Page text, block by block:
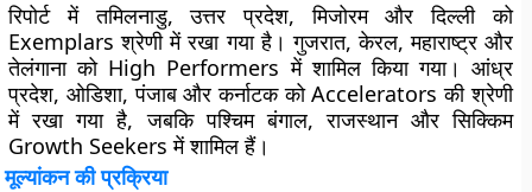
रिपोर्ट में तमिलनाडु, उत्तर प्रदेश, मिजोरम और दिल्ली को
Exemplars श्रेणी में रखा गया है। गुजरात, केरल, महाराष्ट्र और
तेलंगाना को High Performers में शामिल किया गया। आंध्र
प्रदेश, ओडिशा, पंजाब और कर्नाटक को Accelerators की श्रेणी
में रखा गया है, जबकि पश्चिम बंगाल, राजस्थान और सिक्किम
Growth Seekers में शामिल हैं।
मूल्यांकन की प्रक्रिया